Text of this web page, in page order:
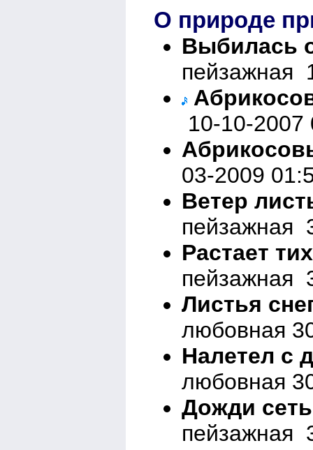
О природе
Выбилась
пейзажная
10-10-2007
03-2009
Ветер
пейзажная
Растает
пейзажная
Листья
любовная
Налетел с
любовная
Дожди
пейзажная